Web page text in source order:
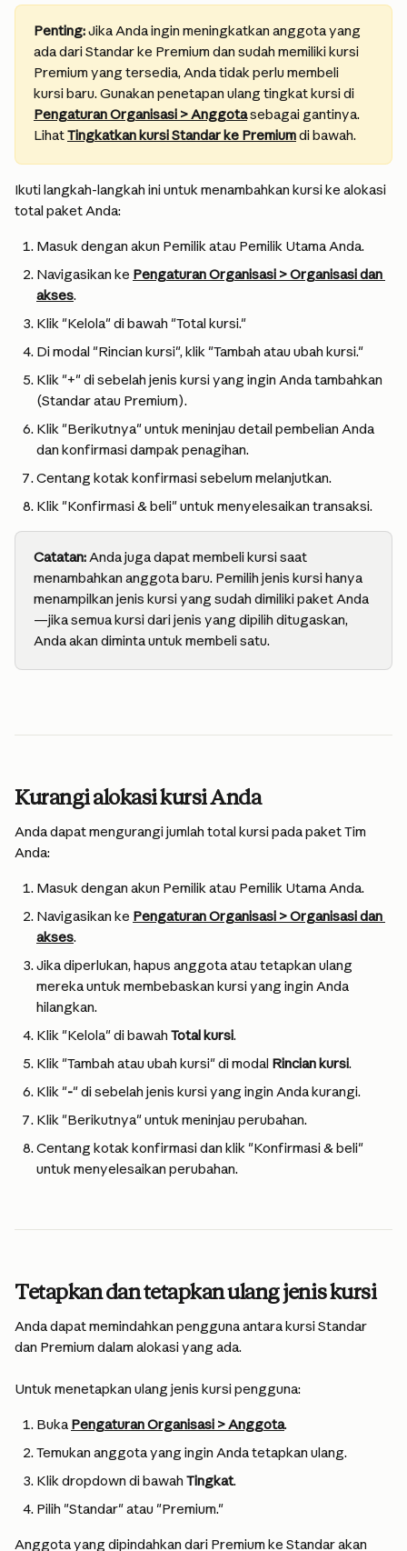
Penting: Jika Anda ingin meningkatkan anggota yang
ada dari Standar ke Premium dan sudah memiliki kursi
Premium yang tersedia, Anda tidak perlu membeli
kursi baru. Gunakan penetapan ulang tingkat kursi di
Pengaturan Organisasi > Anggota sebagai gantinya.
Lihat Tingkatkan kursi Standar ke Premium di bawah.
Ikuti langkah-langkah ini untuk menambahkan kursi ke alokasi
total paket Anda:
Masuk dengan akun Pemilik atau Pemilik Utama Anda.
Navigasikan ke Pengaturan Organisasi > Organisasi dan
akses.
Klik "Kelola" di bawah "Total kursi."
Di modal "Rincian kursi", klik "Tambah atau ubah kursi."
Klik "+" di sebelah jenis kursi yang ingin Anda tambahkan
(Standar atau Premium).
Klik "Berikutnya" untuk meninjau detail pembelian Anda
dan konfirmasi dampak penagihan.
Centang kotak konfirmasi sebelum melanjutkan.
Klik "Konfirmasi & beli" untuk menyelesaikan transaksi.
Catatan: Anda juga dapat membeli kursi saat
menambahkan anggota baru. Pemilih jenis kursi hanya
menampilkan jenis kursi yang sudah dimiliki paket Anda
—jika semua kursi dari jenis yang dipilih ditugaskan,
Anda akan diminta untuk membeli satu.
Kurangi alokasi kursi Anda
Anda dapat mengurangi jumlah total kursi pada paket Tim
Anda:
Masuk dengan akun Pemilik atau Pemilik Utama Anda.
Navigasikan ke Pengaturan Organisasi > Organisasi dan
akses.
Jika diperlukan, hapus anggota atau tetapkan ulang
mereka untuk membebaskan kursi yang ingin Anda
hilangkan.
Klik "Kelola" di bawah Total kursi.
Klik "Tambah atau ubah kursi" di modal Rincian kursi.
Klik "-" di sebelah jenis kursi yang ingin Anda kurangi.
Klik "Berikutnya" untuk meninjau perubahan.
Centang kotak konfirmasi dan klik "Konfirmasi & beli"
untuk menyelesaikan perubahan.
Tetapkan dan tetapkan ulang jenis kursi
Anda dapat memindahkan pengguna antara kursi Standar
dan Premium dalam alokasi yang ada.
Untuk menetapkan ulang jenis kursi pengguna:
Buka Pengaturan Organisasi > Anggota.
Temukan anggota yang ingin Anda tetapkan ulang.
Klik dropdown di bawah Tingkat.
Pilih "Standar" atau "Premium."
Anggota yang dipindahkan dari Premium ke Standar akan